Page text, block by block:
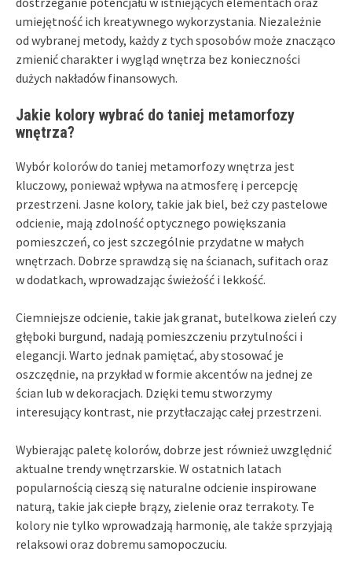
umiejętność ich kreatywnego wykorzystania. Niezależnie
od wybranej metody, każdy z tych sposobów może znacząco
zmienić charakter i wygląd wnętrza bez konieczności
dużych nakładów finansowych.
Jakie kolory wybrać do taniej metamorfozy
wnętrza?
Wybór kolorów do taniej metamorfozy wnętrza jest
kluczowy, ponieważ wpływa na atmosferę i percepcję
przestrzeni. Jasne kolory, takie jak biel, beż czy pastelowe
odcienie, mają zdolność optycznego powiększania
pomieszczeń, co jest szczególnie przydatne w małych
wnętrzach. Dobrze sprawdzą się na ścianach, sufitach oraz
w dodatkach, wprowadzając świeżość i lekkość.
Ciemniejsze odcienie, takie jak granat, butelkowa zieleń czy
głęboki burgund, nadają pomieszczeniu przytulności i
elegancji. Warto jednak pamiętać, aby stosować je
oszczędnie, na przykład w formie akcentów na jednej ze
ścian lub w dekoracjach. Dzięki temu stworzymy
interesujący kontrast, nie przytłaczając całej przestrzeni.
Wybierając paletę kolorów, dobrze jest również uwzględnić
aktualne trendy wnętrzarskie. W ostatnich latach
popularnością cieszą się naturalne odcienie inspirowane
naturą, takie jak ciepłe brązy, zielenie oraz terrakoty. Te
kolory nie tylko wprowadzają harmonię, ale także sprzyjają
relaksowi oraz dobremu samopoczuciu.